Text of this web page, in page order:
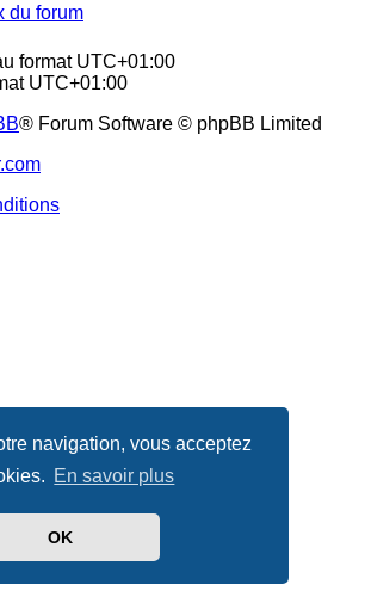
navigation, vous acceptez
En savoir plus
OK
du forum
format UTC+01:00
UTC+01:00
® Forum Software © phpBB Limited